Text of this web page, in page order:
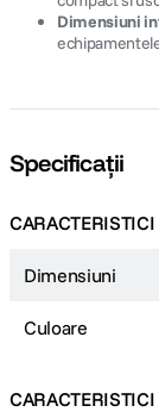
Dimensiuni
Specificații
Dimensiuni
Culoare